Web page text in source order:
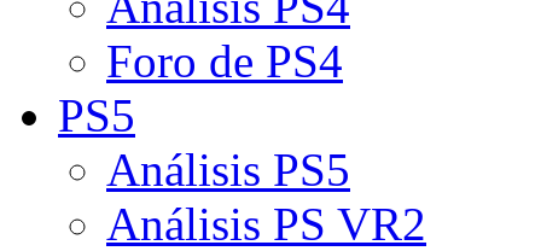
Foro de PS4
PS5
Análisis PS5
Análisis PS VR2